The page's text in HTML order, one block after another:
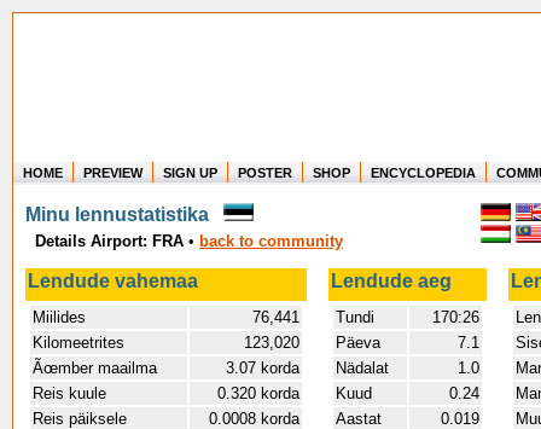
Where in the world have you flown?
How long have you been in the air?
Create your own FlightMemory and see!
HOME PREVIEW SIGN UP POSTER SHOP ENCYCLOPEDIA
Minu lennustatistika
Details Airport: FRA • back to community
Lendude vahemaa Lendude aeg
Miilides
76,441
Kilomeetrites
123,020
Ãœmber maailma
3.07 korda
Reis kuule
0.320 korda
Reis päiksele
0.0008 korda
Tundi
170:26
Päeva
7.1
Nädalat
1.0
Kuud
0.24
Aastat
0.019